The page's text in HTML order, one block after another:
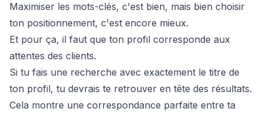
Maximiser les mots-clés, c'est bien, mais bien choisir
ton positionnement, c'est encore mieux.
Et pour ça, il faut que ton profil corresponde aux
attentes des clients.
Si tu fais une recherche avec exactement le titre de
ton profil, tu devrais te retrouver en tête des résultats.
Cela montre une correspondance parfaite entre ta